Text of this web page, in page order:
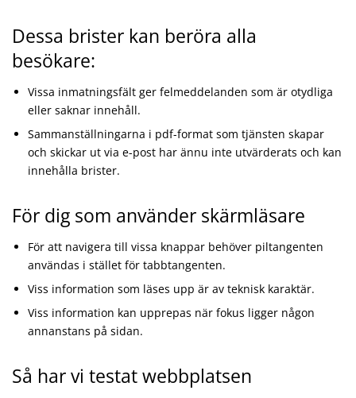
Dessa brister kan beröra alla
besökare:
Vissa inmatningsfält ger felmeddelanden som är otydliga
eller saknar innehåll.
Sammanställningarna i pdf-format som tjänsten skapar
och skickar ut via e-post har ännu inte utvärderats och kan
innehålla brister.
För dig som använder skärmläsare
För att navigera till vissa knappar behöver piltangenten
användas i stället för tabbtangenten.
Viss information som läses upp är av teknisk karaktär.
Viss information kan upprepas när fokus ligger någon
annanstans på sidan.
Så har vi testat webbplatsen